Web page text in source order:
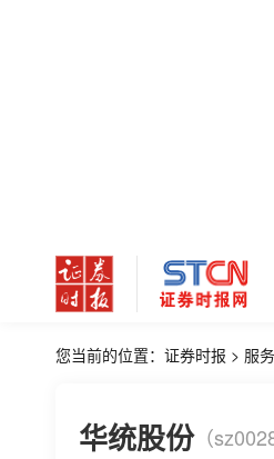
您当前的位置： 证券时报 > 服务
华统股份（